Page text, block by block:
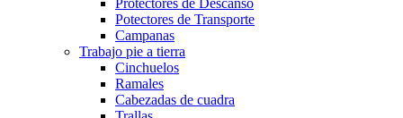
Protectores de Descanso
Potectores de Transporte
Campanas
Trabajo pie a tierra
Cinchuelos
Ramales
Cabezadas de cuadra